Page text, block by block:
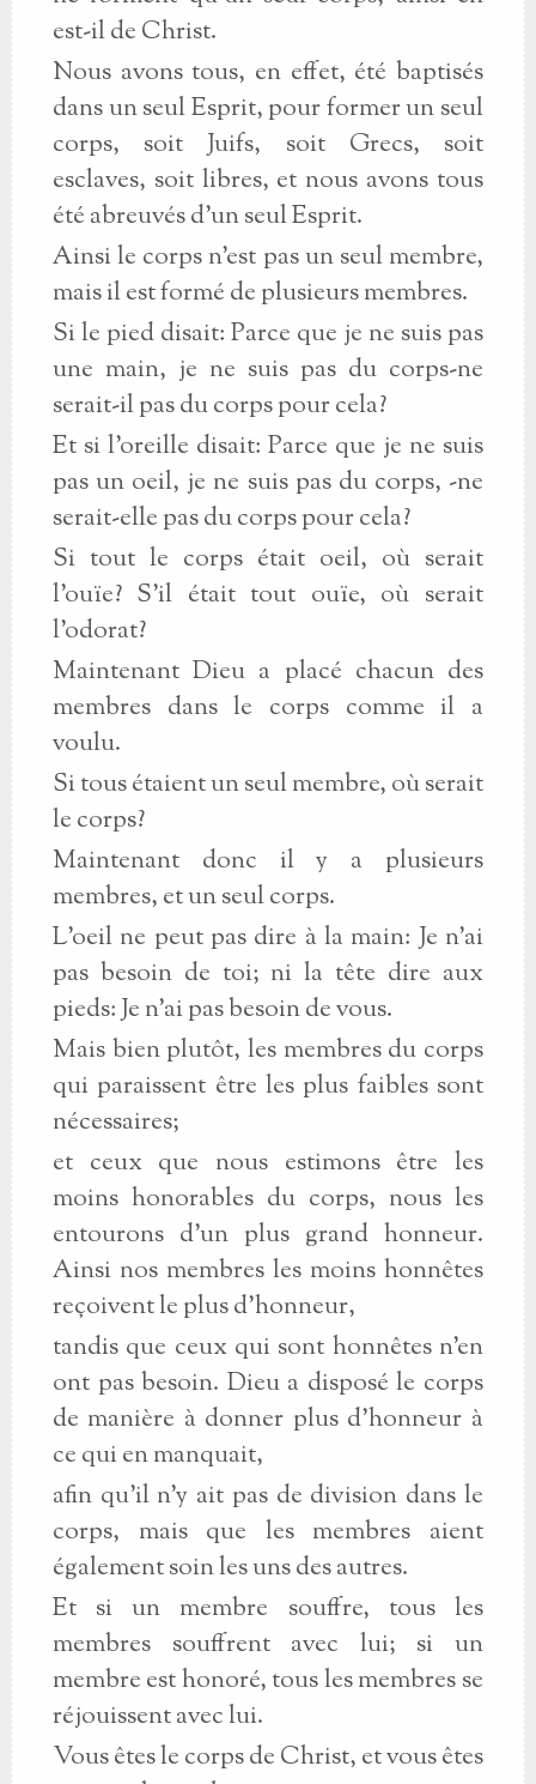
est-il de Christ.
Nous avons tous, en effet, été baptisés
dans un seul Esprit, pour former un seul
corps, soit Juifs, soit Grecs, soit
esclaves, soit libres, et nous avons tous
été abreuvés d'un seul Esprit.
Ainsi le corps n'est pas un seul membre,
mais il est formé de plusieurs membres.
Si le pied disait: Parce que je ne suis pas
une main, je ne suis pas du corps-ne
serait-il pas du corps pour cela?
Et si l'oreille disait: Parce que je ne suis
pas un oeil, je ne suis pas du corps, -ne
serait-elle pas du corps pour cela?
Si tout le corps était oeil, où serait
l'ouïe? S'il était tout ouïe, où serait
l'odorat?
Maintenant Dieu a placé chacun des
membres dans le corps comme il a
voulu.
Si tous étaient un seul membre, où serait
le corps?
Maintenant donc il y a plusieurs
membres, et un seul corps.
L'oeil ne peut pas dire à la main: Je n'ai
pas besoin de toi; ni la tête dire aux
pieds: Je n'ai pas besoin de vous.
Mais bien plutôt, les membres du corps
qui paraissent être les plus faibles sont
nécessaires;
et ceux que nous estimons être les
moins honorables du corps, nous les
entourons d'un plus grand honneur.
Ainsi nos membres les moins honnêtes
reçoivent le plus d'honneur,
tandis que ceux qui sont honnêtes n'en
ont pas besoin. Dieu a disposé le corps
de manière à donner plus d'honneur à
ce qui en manquait,
afin qu'il n'y ait pas de division dans le
corps, mais que les membres aient
également soin les uns des autres.
Et si un membre souffre, tous les
membres souffrent avec lui; si un
membre est honoré, tous les membres se
réjouissent avec lui.
Vous êtes le corps de Christ, et vous êtes